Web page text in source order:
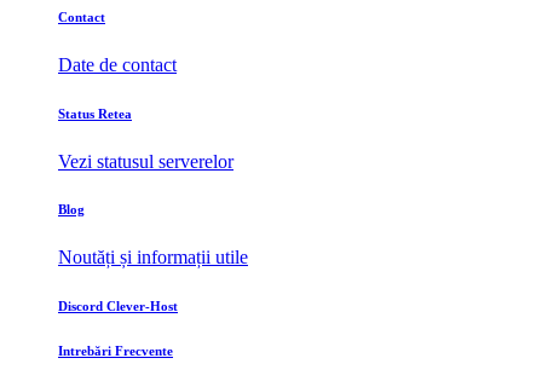
Contact
Date de contact
Status Retea
Vezi statusul serverelor
Blog
Noutăți și informații utile
Discord Clever-Host
Intrebări Frecvente